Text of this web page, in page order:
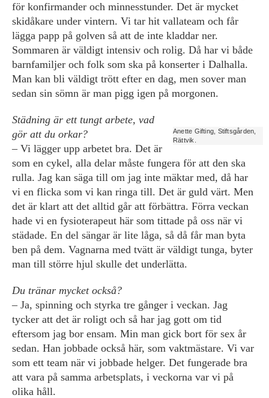
för konfirmander och minnesstunder. Det är mycket
skidåkare under vintern. Vi tar hit vallateam och får
lägga papp på golven så att de inte kladdar ner.
Sommaren är väldigt intensiv och rolig. Då har vi både
barnfamiljer och folk som ska på konserter i Dalhalla.
Man kan bli väldigt trött efter en dag, men sover man
sedan sin sömn är man pigg igen på morgonen.
Anette Gifting, Stiftsgården,
Rättvik.
Städning är ett tungt arbete, vad
gör att du orkar?
– Vi lägger upp arbetet bra. Det är
som en cykel, alla delar måste fungera för att den ska
rulla. Jag kan säga till om jag inte mäktar med, då har
vi en flicka som vi kan ringa till. Det är guld värt. Men
det är klart att det alltid går att förbättra. Förra veckan
hade vi en fysioterapeut här som tittade på oss när vi
städade. En del sängar är lite låga, så då får man byta
ben på dem. Vagnarna med tvätt är väldigt tunga, byter
man till större hjul skulle det underlätta.
Du tränar mycket också?
– Ja, spinning och styrka tre gånger i veckan. Jag
tycker att det är roligt och så har jag gott om tid
eftersom jag bor ensam. Min man gick bort för sex år
sedan. Han jobbade också här, som vaktmästare. Vi var
som ett team när vi jobbade helger. Det fungerade bra
att vara på samma arbetsplats, i veckorna var vi på
olika håll.